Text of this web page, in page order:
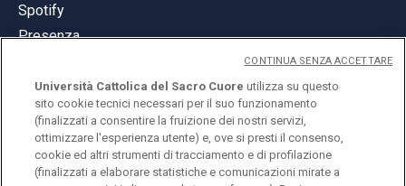
Spotify
Presenza
© Università Cattolica del Sacro Cuore
Largo A. Gemelli 1, 20123 Milano
Università Cattolica del Sacro Cuore utilizza su questo
sito cookie tecnici necessari per il suo funzionamento
(finalizzati a consentire la fruizione dei nostri servizi,
ottimizzare l'esperienza utente) e, ove si presti il consenso,
cookie ed altri strumenti di tracciamento e di profilazione
(finalizzati a elaborare statistiche e comunicazioni mirate a
CONTINUA SENZA ACCETTARE